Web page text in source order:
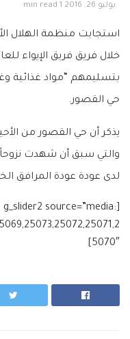
يوليو 26, 2016 1 min read
استجابت منظمة الهلال
خلال فريق فريق الإيواء
بتسليمهم “مواد غذائية
حي القصور.
يذكر أن حي القصور من
والتي سبق أن شهدت نزوحاً
لدى عودة عودة المرافق
[g_slider2 source=”media:
5070″]